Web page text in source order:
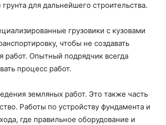
для дальнейшего строительства.
грузовики с кузовами
чтобы не создавать
работ. Опытный подрядчик всегда
процесс работ.
земляных работ. Это также часть
Работы по устройству фундамента и
где правильное оборудование и